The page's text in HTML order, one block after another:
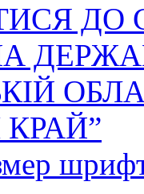
ДО
КРАЙ”